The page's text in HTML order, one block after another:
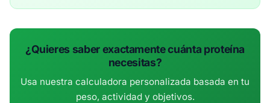
¿Quieres saber exactamente cuánta proteína
necesitas?
Usa nuestra calculadora personalizada basada en tu
peso, actividad y objetivos.